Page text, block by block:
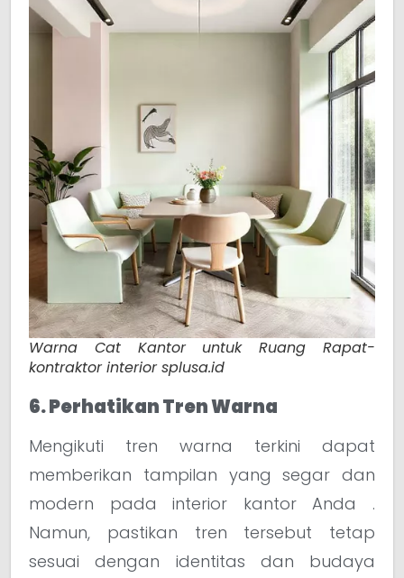
Warna Cat Kantor untuk Ruang Rapat-
kontraktor interior splusa.id
6. Perhatikan Tren Warna
Mengikuti tren warna terkini dapat
memberikan tampilan yang segar dan
modern pada interior kantor Anda .
Namun, pastikan tren tersebut tetap
sesuai dengan identitas dan budaya